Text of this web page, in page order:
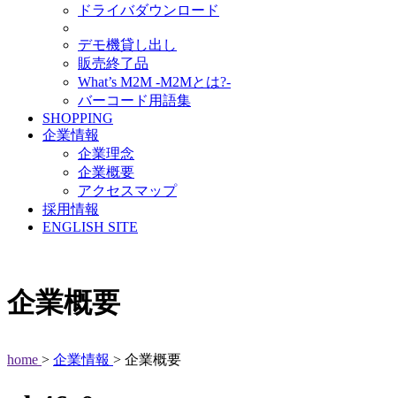
ドライバダウンロード
デモ機貸し出し
販売終了品
What’s M2M -M2Mとは?-
バーコード用語集
SHOPPING
企業情報
企業理念
企業概要
アクセスマップ
採用情報
ENGLISH SITE
企業概要
home > 企業情報 > 企業概要